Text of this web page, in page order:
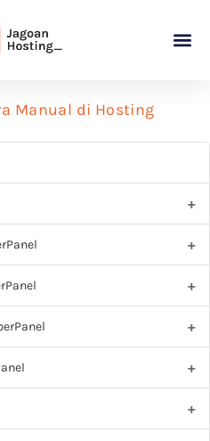
Manual di Hosting